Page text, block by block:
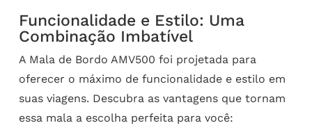
Funcionalidade e Estilo: Uma
Combinação Imbatível
A Mala de Bordo AMV500 foi projetada para
oferecer o máximo de funcionalidade e estilo em
suas viagens. Descubra as vantagens que tornam
essa mala a escolha perfeita para você: